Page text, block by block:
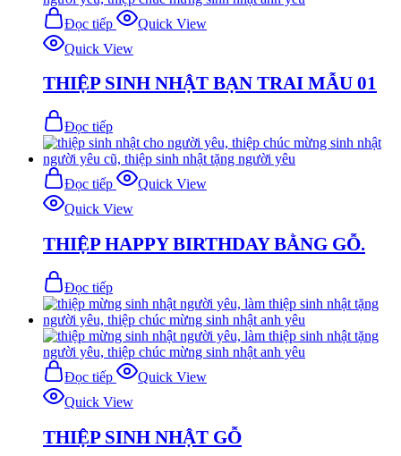
Đọc tiếp
Quick View
Quick View
THIỆP SINH NHẬT BẠN TRAI MẪU 01
Đọc tiếp
Đọc tiếp
Quick View
Quick View
THIỆP HAPPY BIRTHDAY BẰNG GỖ.
Đọc tiếp
Đọc tiếp
Quick View
Quick View
THIỆP SINH NHẬT GỖ